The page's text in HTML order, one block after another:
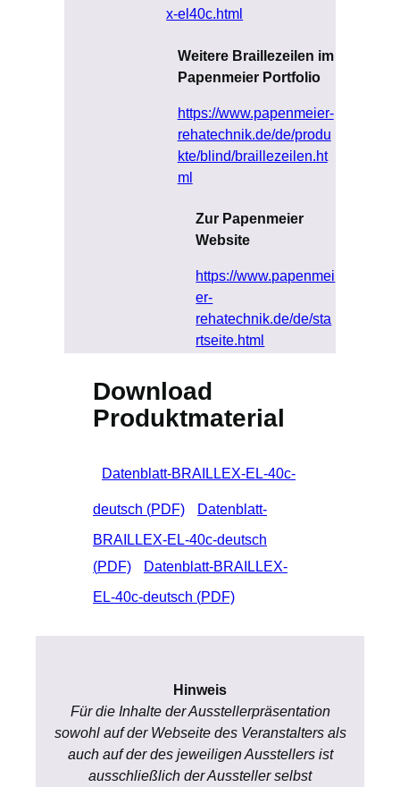
x-el40c.html
Weitere Braillezeilen im
Papenmeier Portfolio
https://www.papenmeier-
rehatechnik.de/de/produ
kte/blind/braillezeilen.ht
ml
Zur Papenmeier
Website
https://www.papenmei
er-
rehatechnik.de/de/sta
rtseite.html
Download
Produktmaterial
Datenblatt-BRAILLEX-EL-40c-
deutsch (PDF)
Datenblatt-
BRAILLEX-EL-40c-deutsch
(PDF)
Datenblatt-BRAILLEX-
EL-40c-deutsch (PDF)
Hinweis
Für die Inhalte der Ausstellerpräsentation
sowohl auf der Webseite des Veranstalters als
auch auf der des jeweiligen Ausstellers ist
ausschließlich der Aussteller selbst